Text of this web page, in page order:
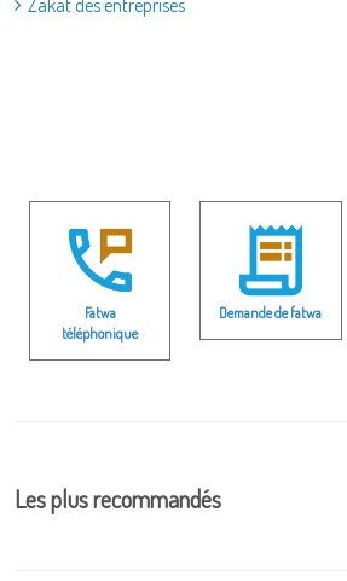
Zakat des entreprises
Fatwa
téléphonique
Demande de fatwa
Les plus recommandés